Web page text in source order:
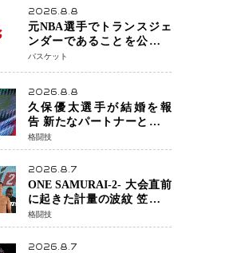
連名「夫婦ともに幸せに感
じています」
2026.8.8
元NBA選手でトランスジェ
ンダーであることを公にし
ているエネス・カンターが
WNBAドラフト参戦を表明
る」異例の挑戦、その背景
に女子スポーツを巡る議論
バスケット
2026.8.8
久保優太選手が結婚を報
告 新たなパートナーと歩む
「集大成の一年」競技生活
を支える存在に感謝
格闘技
2026.8.7
ONE SAMURAI-2- 大会直前
に起きた計量の波紋 笠原弘
希ら注目ファイターは契約
体重で決戦へ、山本歩夢と
平山諒選手戦は中止に
格闘技
2026.8.7